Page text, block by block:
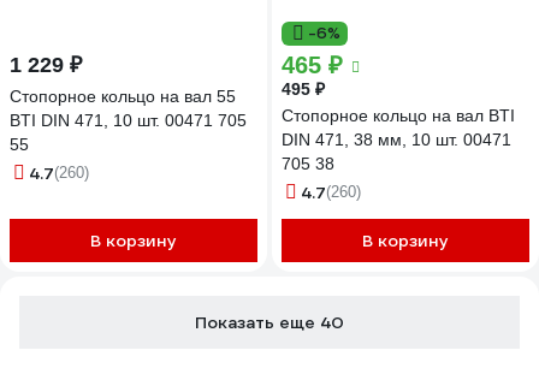
1 229 ₽
Стопорное кольцо на вал 55
BTI DIN 471, 10 шт. 00471 705
55
4.7(260)
В корзину
-6%
465 ₽
495 ₽
Стопорное кольцо на вал BTI
DIN 471, 38 мм, 10 шт. 00471
705 38
4.7(260)
В корзину
Показать еще 40